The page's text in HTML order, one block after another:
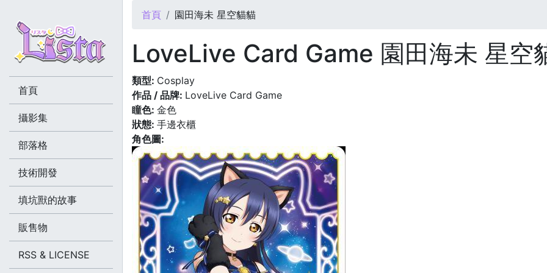
您在這裡
首頁 園田海未 星空貓貓
LoveLive Card Game 園田海未 星空
類型: Cosplay
作品 / 品牌: LoveLive Card Game
瞳色: 金色
狀態: 手邊衣櫃
角色圖:
首頁
攝影集
部落格
技術開發
填坑獸的故事
販售物
RSS & LICENSE